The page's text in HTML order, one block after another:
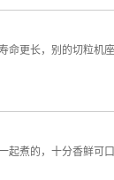
更长，别的切粒机
煮的，十分香鲜可